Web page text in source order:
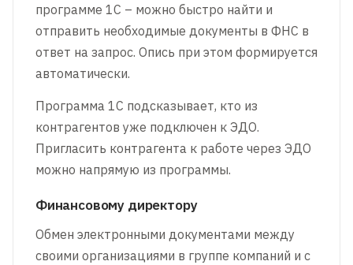
программе 1С – можно быстро найти и
отправить необходимые документы в ФНС в
ответ на запрос. Опись при этом формируется
автоматически.
Программа 1С подсказывает, кто из
контрагентов уже подключен к ЭДО.
Пригласить контрагента к работе через ЭДО
можно напрямую из программы.
Финансовому директору
Обмен электронными документами между
своими организациями в группе компаний и с